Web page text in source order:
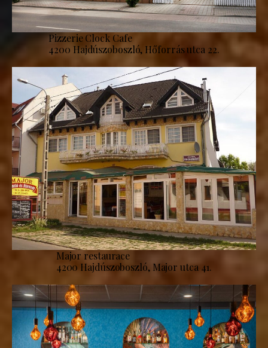
Pizzerie Clock Cafe
4200 Hajdúszoboszló, Hőforrás utca 22.
Major restaurace
4200 Hajdúszoboszló, Major utca 41.